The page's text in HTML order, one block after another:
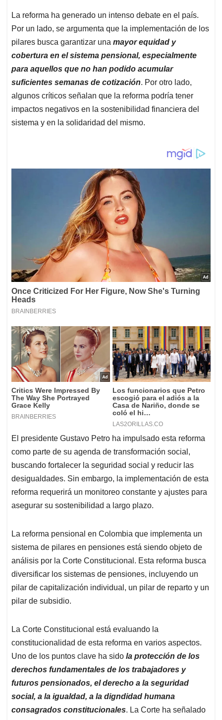
La reforma ha generado un intenso debate en el país.
Por un lado, se argumenta que la implementación de los
pilares busca garantizar una mayor equidad y
cobertura en el sistema pensional, especialmente
para aquellos que no han podido acumular
suficientes semanas de cotización. Por otro lado,
algunos críticos señalan que la reforma podría tener
impactos negativos en la sostenibilidad financiera del
sistema y en la solidaridad del mismo.
El presidente Gustavo Petro ha impulsado esta reforma
como parte de su agenda de transformación social,
buscando fortalecer la seguridad social y reducir las
desigualdades. Sin embargo, la implementación de esta
reforma requerirá un monitoreo constante y ajustes para
asegurar su sostenibilidad a largo plazo.
La reforma pensional en Colombia que implementa un
sistema de pilares en pensiones está siendo objeto de
análisis por la Corte Constitucional. Esta reforma busca
diversificar los sistemas de pensiones, incluyendo un
pilar de capitalización individual, un pilar de reparto y un
pilar de subsidio.
La Corte Constitucional está evaluando la
constitucionalidad de esta reforma en varios aspectos.
Uno de los puntos clave ha sido la protección de los
derechos fundamentales de los trabajadores y
futuros pensionados, el derecho a la seguridad
social, a la igualdad, a la digndidad humana
consagrados constitucionales. La Corte ha señalado